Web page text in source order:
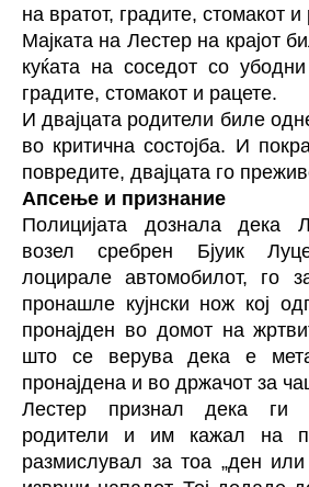
на вратот, градите, стомакот и
Мајката на Лестер на крајот
куќата на соседот со
градите, стомакот и рацете.
И двајцата родители биле
во критична состојба. И
повредите, двајцата го
Апсење и признание
Полицијата дознала дека
возел сребрен Бјуик
лоцирале автомобилот, го
пронашле кујнски нож кој
пронајден во домот на
што се верува дека е
пронајдена и во држачот за
Лестер признал дека ги
родители и им кажал на
размислувал за тоа „ден